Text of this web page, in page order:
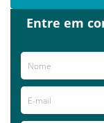
Entre em